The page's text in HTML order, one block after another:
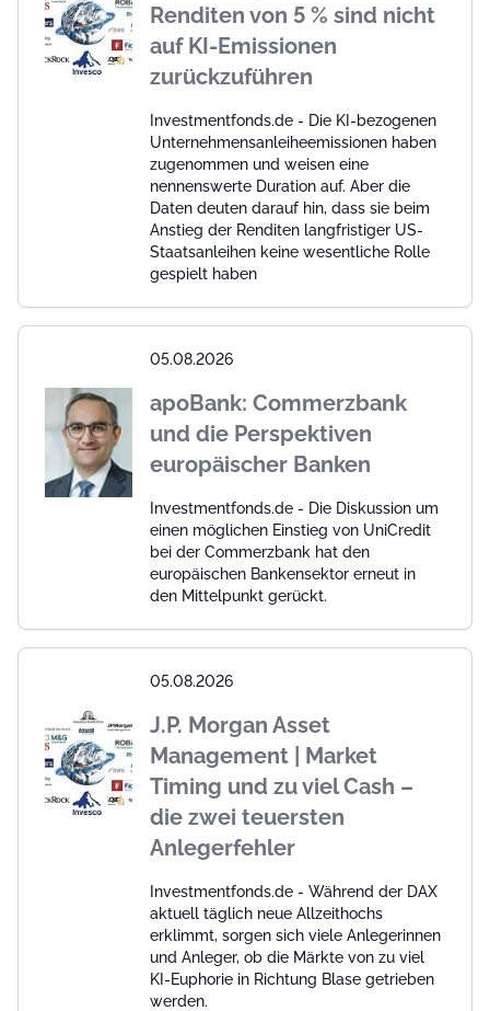
Renditen von 5 % sind nicht
auf KI-Emissionen
zurückzuführen
Investmentfonds.de - Die KI-bezogenen
Unternehmensanleiheemissionen haben
zugenommen und weisen eine
nennenswerte Duration auf. Aber die
Daten deuten darauf hin, dass sie beim
Anstieg der Renditen langfristiger US-
Staatsanleihen keine wesentliche Rolle
gespielt haben
05.08.2026
apoBank: Commerzbank
und die Perspektiven
europäischer Banken
Investmentfonds.de - Die Diskussion um
einen möglichen Einstieg von UniCredit
bei der Commerzbank hat den
europäischen Bankensektor erneut in
den Mittelpunkt gerückt.
05.08.2026
J.P. Morgan Asset
Management | Market
Timing und zu viel Cash –
die zwei teuersten
Anlegerfehler
Investmentfonds.de - Während der DAX
aktuell täglich neue Allzeithochs
erklimmt, sorgen sich viele Anlegerinnen
und Anleger, ob die Märkte von zu viel
KI-Euphorie in Richtung Blase getrieben
werden.